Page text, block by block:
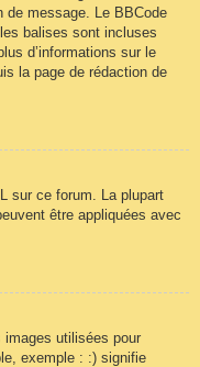
de message. Le BBCode
balises sont incluses
d’informations sur le
la page de rédaction de
sur ce forum. La plupart
être appliquées avec
images utilisées pour
exemple : :) signifie